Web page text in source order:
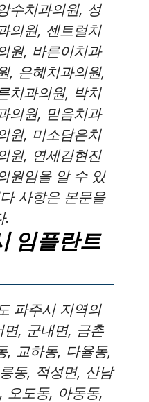
수치과의원, 성
의원, 센트럴치
원, 바른이치과
, 은혜치과의원,
치과의원, 박치
의원, 믿음치과
원, 미소담은치
원, 연세김현진
원임을 알 수 있
사항은 본문을
.
임플란트
파주시 지역의
, 군내면, 금촌
, 교하동, 다율동,
동, 적성면, 산남
오도동, 아동동,